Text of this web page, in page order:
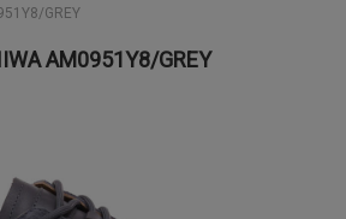
GREY
AM0951Y8/GREY